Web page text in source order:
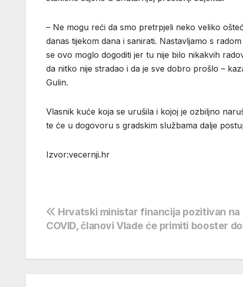
– Ne mogu reći da smo pretrpjeli neko veliko
danas tijekom dana i sanirati. Nastavljamo s
se ovo moglo dogoditi jer tu nije bilo nikakvih
da nitko nije stradao i da je sve dobro prošlo –
Gulin.
Vlasnik kuće koja se urušila i kojoj je ozbiljno
te će u dogovoru s gradskim službama dalje
Izvor:vecernji.hr
Navigacija
objava
Hrvatski ministar financija pozitivan na
COVID, članovi Vlade će primiti booster